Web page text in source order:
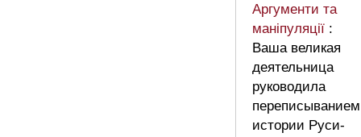
Аргументи та
маніпуляції :
Ваша великая
деятельница
руководила
переписыванием
истории Руси-